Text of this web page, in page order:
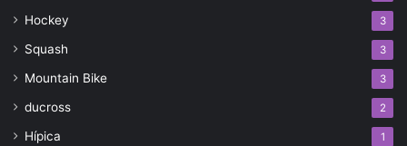
Hockey 3
Squash 3
Mountain Bike 3
ducross 2
Hípica 1